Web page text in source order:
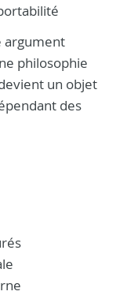
argument
philosophie
un objet
des